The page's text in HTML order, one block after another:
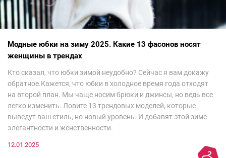
Модные юбки на зиму 2025. Какие 13 фасонов носят
женщины в трендах
Кто сказал, что юбки зимой неудобно? Сейчас я вам докажу
обратное.Кажется, что юбки в холодное время года отходят
на второй план. Мы чаще носим брюки и джинсы, но ведь все
легко изменить. Ловите 13 трендовых моделей, которые
выведут ваш стиль, но новый уровень. И добавят этой зиме
элегантности и женственности.
12.01.2025